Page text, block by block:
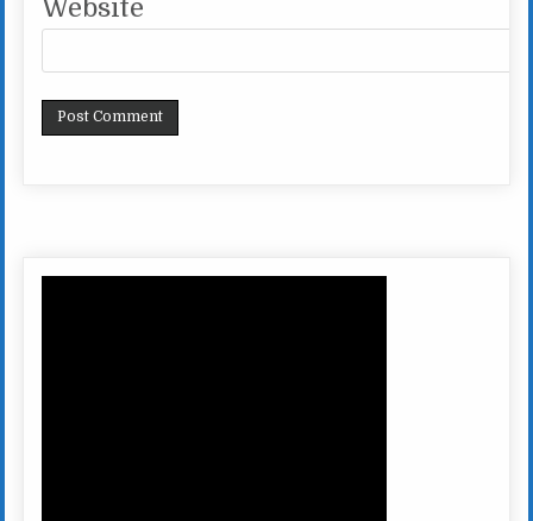
Website